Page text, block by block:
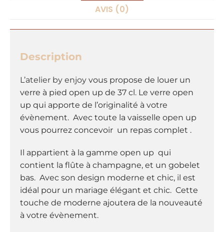
i
AVIS (0)
Description
L’atelier by enjoy vous propose de louer un
verre à pied open up de 37 cl. Le verre open
up qui apporte de l’originalité à votre
évènement. Avec toute la vaisselle open up
vous pourrez concevoir un repas complet .
Il appartient à la gamme open up qui
contient la flûte à champagne, et un gobelet
bas. Avec son design moderne et chic, il est
idéal pour un mariage élégant et chic. Cette
touche de moderne ajoutera de la nouveauté
à votre évènement.